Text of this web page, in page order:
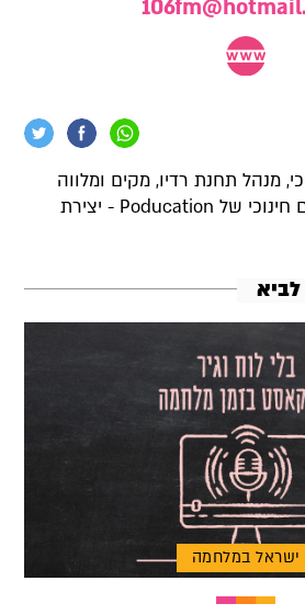
מנהל תחנת רדיו, מקים ומלווה
ערוצי פודקאסטים ויזם חינוכי של Poducation - יצירת
לביא
ישראל במלחמה